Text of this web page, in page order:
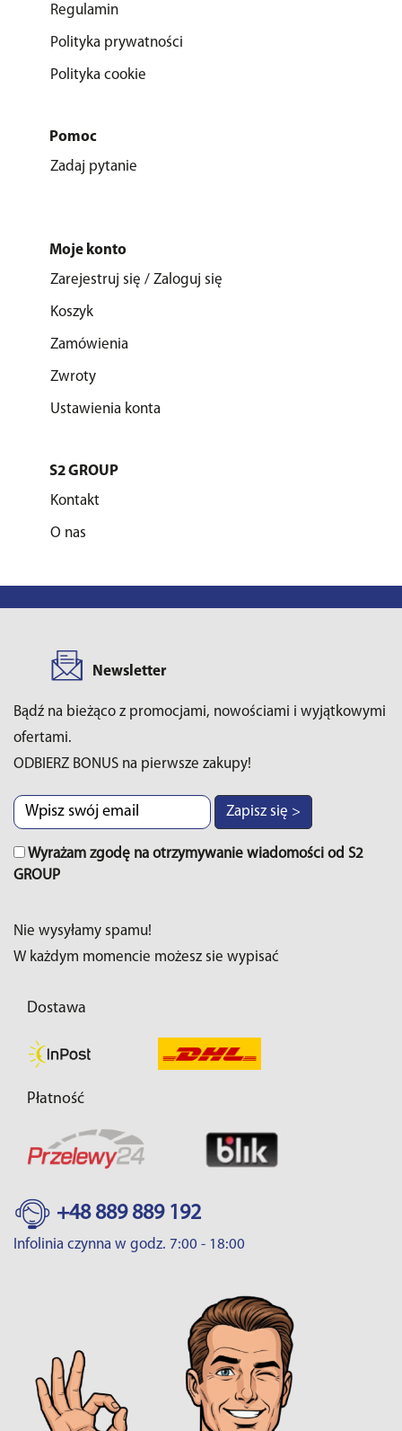
Regulamin
Polityka prywatności
Polityka cookie
Pomoc
Zadaj pytanie
Moje konto
Zarejestruj się / Zaloguj się
Koszyk
Zamówienia
Zwroty
Ustawienia konta
S2 GROUP
Kontakt
O nas
Newsletter
Bądź na bieżąco z promocjami, nowościami i wyjątkowymi
ofertami.
ODBIERZ BONUS na pierwsze zakupy!
Zapisz się >
Wyrażam zgodę na otrzymywanie wiadomości od S2
GROUP
Nie wysyłamy spamu!
W każdym momencie możesz sie wypisać
Dostawa
Płatność
+48 889 889 192
Infolinia czynna w godz. 7:00 - 18:00